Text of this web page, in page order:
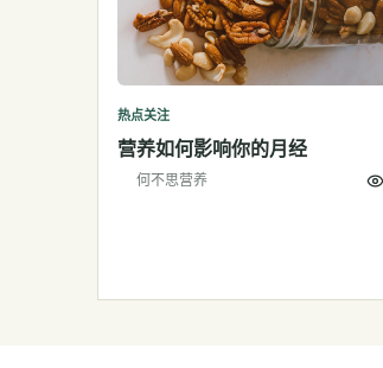
热点关注
营养如何影响你的月经
何不思营养